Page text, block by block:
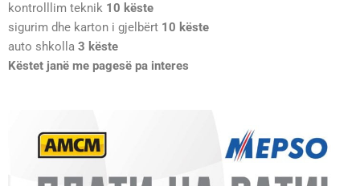
kontrolllim teknik 10 këste
sigurim dhe karton i gjelbërt 10 këste
auto shkolla 3 këste
Këstet janë me pagesë pa interes